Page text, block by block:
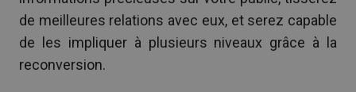
de meilleures relations avec eux, et serez capable
de les impliquer à plusieurs niveaux grâce à la
reconversion.